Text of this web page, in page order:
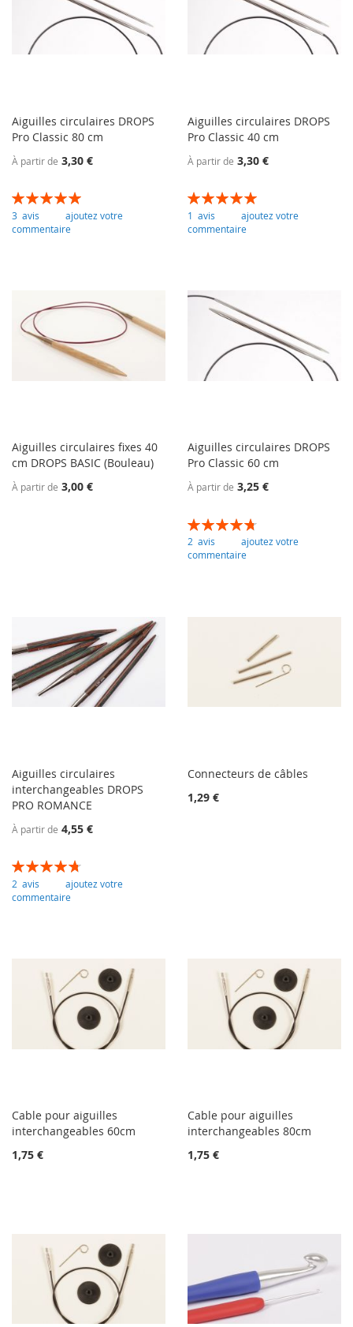
Aiguilles circulaires DROPS
Pro Classic 80 cm
À partir de 3,30 €
Évaluation:
100
% of100
3 avis
ajoutez votre
commentaire
Aiguilles circulaires DROPS
Pro Classic 40 cm
À partir de 3,30 €
Évaluation:
100
% of100
1 avis
ajoutez votre
commentaire
Aiguilles circulaires fixes 40
cm DROPS BASIC (Bouleau)
À partir de 3,00 €
Aiguilles circulaires DROPS
Pro Classic 60 cm
À partir de 3,25 €
Évaluation:
95
% of100
2 avis
ajoutez votre
commentaire
Aiguilles circulaires
interchangeables DROPS
PRO ROMANCE
À partir de 4,55 €
Évaluation:
95
% of100
2 avis
ajoutez votre
commentaire
Connecteurs de câbles
1,29 €
Cable pour aiguilles
interchangeables 60cm
1,75 €
Cable pour aiguilles
interchangeables 80cm
1,75 €